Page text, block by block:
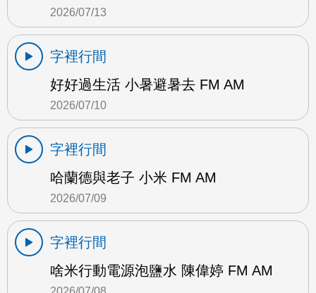
2026/07/13
字裡行間
好好過生活 小暑避暑去 FM AM
2026/07/10
字裡行間
哈蘭德與老子 小米 FM AM
2026/07/09
字裡行間
啥米行動電源泡鹽水 陳偉婷 FM AM